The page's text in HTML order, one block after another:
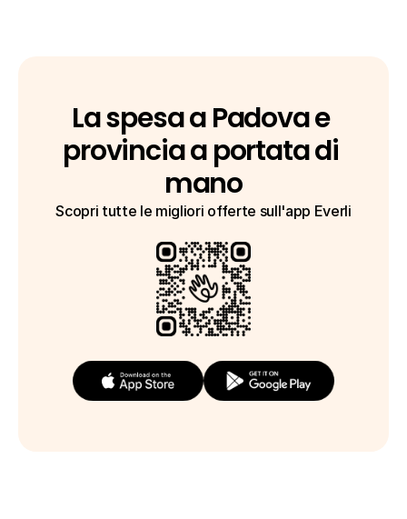
La spesa a Padova e
provincia a portata di
mano
Scopri tutte le migliori offerte sull'app Everli